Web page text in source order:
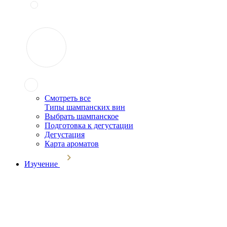
Смотреть все
Типы шампанских вин
Выбрать шампанское
Подготовка к дегустации
Дегустация
Карта ароматов
Изучение